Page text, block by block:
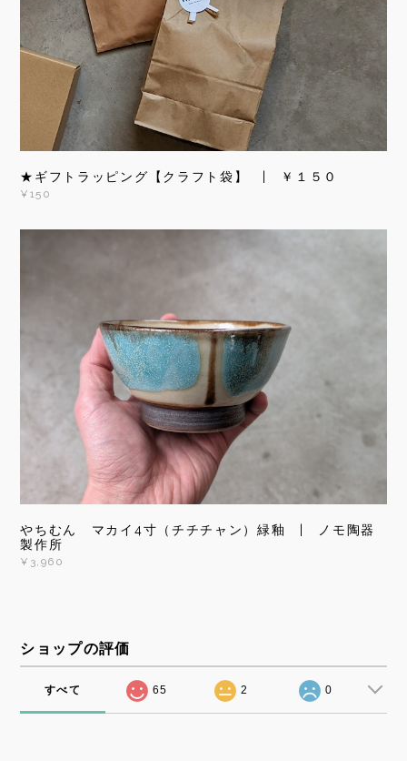
★ギフトラッピング【クラフト袋】 | ￥１５０
¥150
やちむん マカイ4寸（チチチャン）緑釉 | ノモ陶器
製作所
¥3,960
ショップの評価
すべて 65 2 0